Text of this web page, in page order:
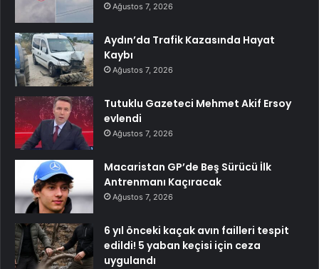
Ağustos 7, 2026
Aydın’da Trafik Kazasında Hayat
Kaybı
Ağustos 7, 2026
Tutuklu Gazeteci Mehmet Akif Ersoy
evlendi
Ağustos 7, 2026
Macaristan GP’de Beş Sürücü İlk
Antrenmanı Kaçıracak
Ağustos 7, 2026
6 yıl önceki kaçak avın failleri tespit
edildi! 5 yaban keçisi için ceza
uygulandı